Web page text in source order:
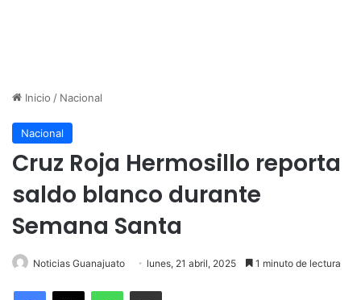
Inicio / Nacional
Nacional
Cruz Roja Hermosillo reporta
saldo blanco durante
Semana Santa
Noticias Guanajuato lunes, 21 abril, 2025 1 minuto de lectura